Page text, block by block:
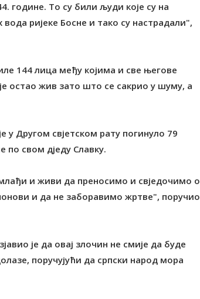
године. Tо су били људи које су на
ријеке Босне и тако су настрадали",
144 лица међу којима и све његове
остао жив зато што се сакрио у шуму, а
у Другом свјетском рату погинуло 79
по свом дједу Славку.
и живи да преносимо и свједочимо о
и да не заборавимо жртве", поручио
је да овај злочин не смије да буде
поручујући да српски народ мора